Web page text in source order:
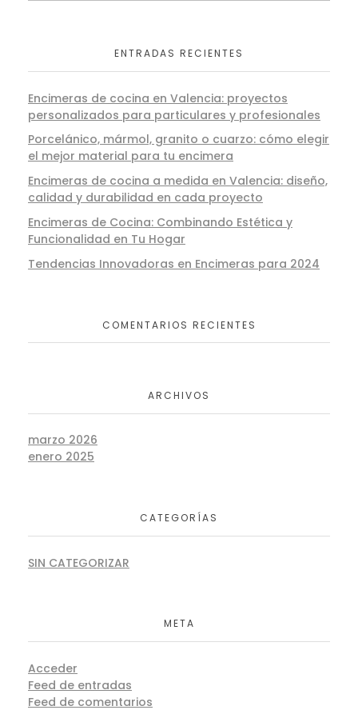
ENTRADAS RECIENTES
Encimeras de cocina en Valencia: proyectos
personalizados para particulares y profesionales
Porcelánico, mármol, granito o cuarzo: cómo elegir
el mejor material para tu encimera
Encimeras de cocina a medida en Valencia: diseño,
calidad y durabilidad en cada proyecto
Encimeras de Cocina: Combinando Estética y
Funcionalidad en Tu Hogar
Tendencias Innovadoras en Encimeras para 2024
COMENTARIOS RECIENTES
ARCHIVOS
marzo 2026
enero 2025
CATEGORÍAS
SIN CATEGORIZAR
META
Acceder
Feed de entradas
Feed de comentarios